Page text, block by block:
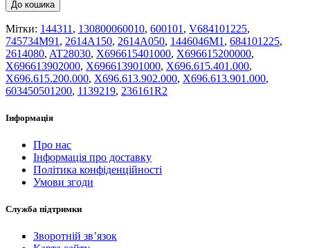
До кошика
Мітки: 144311 , 130800060010, 600101 , V684101225,
745734M91 , 2614A150, 2614A050, 1446046M1 , 684101225,
2614080, AT28030, X696615401000, X696615200000,
X696613902000, X696613901000, X696.615.401.000,
X696.615.200.000, X696.613.902.000, X696.613.901.000,
603450501200, 1139219, 236161R2
Інформація
Про нас
Інформація про доставку
Політика конфіденційності
Умови згоди
Служба підтримки
Зворотній зв’язок